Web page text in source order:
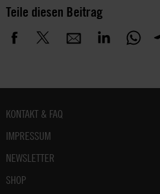
Teile diesen Beitrag
Fußbereich
KONTAKT & FAQ
IMPRESSUM
NEWSLETTER
SHOP